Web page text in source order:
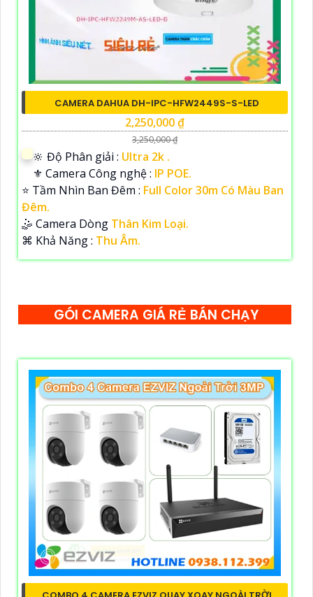
CAMERA DAHUA DH-IPC-HFW2449S-S-LED
2,250,000 ₫
3,250,000 ₫
🔆 Độ Phân giải : Ultra 2k .
⚜️ Camera Công nghệ : IP POE.
⭐ Tầm Nhìn Ban Đêm : Full Color 30m Có Màu Ban
Đêm.
🤹 Camera Dòng Thân Kim Loại.
️⌘ Khả Năng : Thu Âm.
GÓI CAMERA GIÁ RẺ BÁN CHẠY